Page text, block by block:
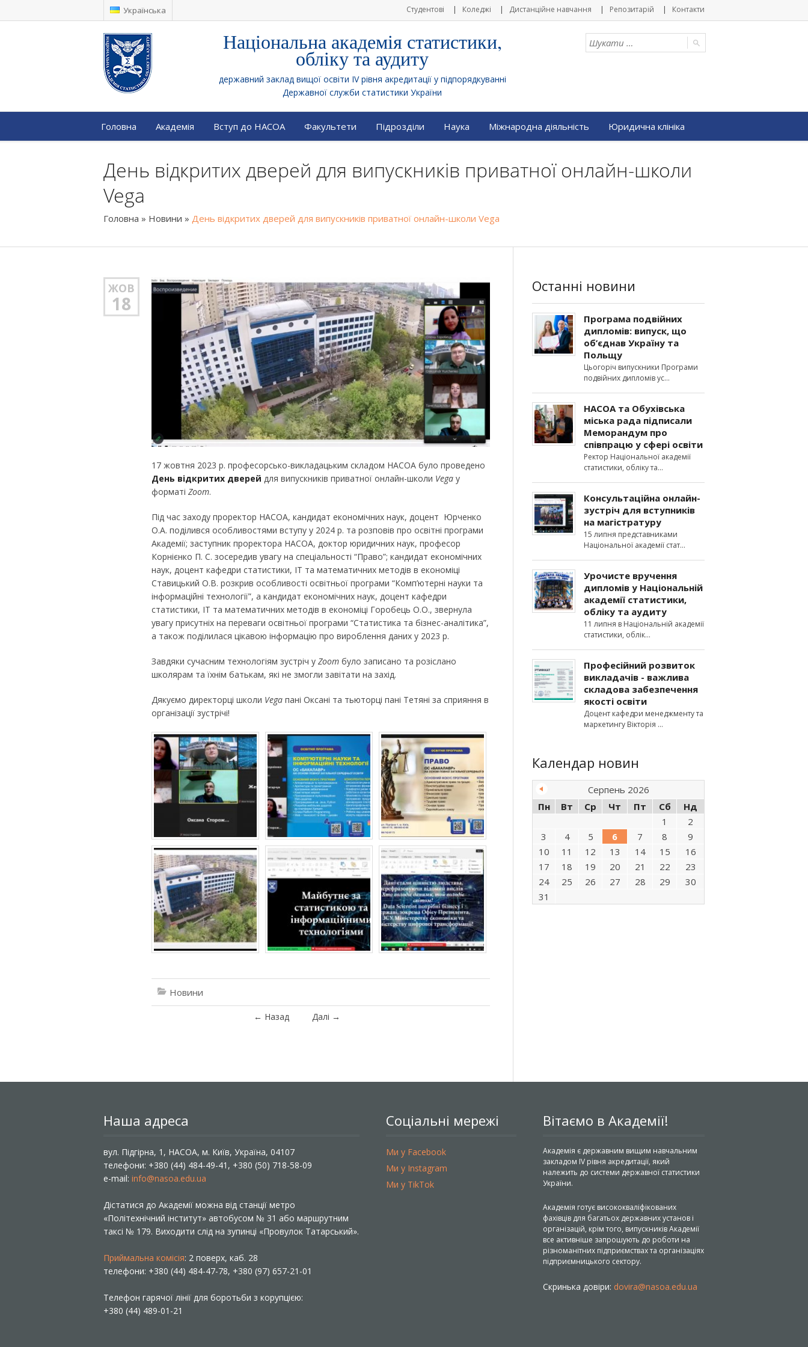
Українська Студентові Коледжі Дистанційне навчання Репозитарій Контакти
Національна академія статистики,
обліку та аудиту
державний заклад вищої освіти IV рівня акредитації у підпорядкуванні
Державної служби статистики України
Головна Академія Вступ до НАСОА Факультети Підрозділи Наука Міжнародна діяльність Юридична клініка
День відкритих дверей для випускників приватної онлайн-школи
Vega
Головна » Новини » День відкритих дверей для випускників приватної онлайн-школи Vega
ЖОВ
18
17 жовтня 2023 р. професорсько-викладацьким складом НАСОА було проведено
День відкритих дверей для випускників приватної онлайн-школи Vega у
форматі Zoom.
Під час заходу проректор НАСОА, кандидат економічних наук, доцент Юрченко
О.А. поділився особливостями вступу у 2024 р. та розповів про освітні програми
Академії; заступник проректора НАСОА, доктор юридичних наук, професор
Корнієнко П. С. зосередив увагу на спеціальності “Право”; кандидат економічних
наук, доцент кафедри статистики, ІТ та математичних методів в економіці
Ставицький О.В. розкрив особливості освітньої програми “Комп’ютерні науки та
інформаційні технології”, а кандидат економічних наук, доцент кафедри
статистики, ІТ та математичних методів в економіці Горобець О.О., звернула
увагу присутніх на переваги освітньої програми “Статистика та бізнес-аналітика”,
а також поділилася цікавою інформацію про вироблення даних у 2023 р.
Завдяки сучасним технологіям зустріч у Zoom було записано та розіслано
школярам та їхнім батькам, які не змогли завітати на захід.
Дякуємо директорці школи Vega пані Оксані та тьюторці пані Тетяні за сприяння в
організації зустрічі!
Новини
← Назад Далі →
Останні новини
Програма подвійних
дипломів: випуск, що
об’єднав Україну та
Польщу
Цьогоріч випускники Програми
подвійних дипломів ус
НАСОА та Обухівська
міська рада підписали
Меморандум про
співпрацю у сфері освіти
Ректор Національної академії
статистики, обліку та
Консультаційна онлайн-
зустріч для вступників
на магістратуру
15 липня представниками
Національної академії стат
Урочисте вручення
дипломів у Національній
академії статистики,
обліку та аудиту
11 липня в Національній академії
статистики, облік
Професійний розвиток
викладачів - важлива
складова забезпечення
якості освіти
Доцент кафедри менеджменту та
маркетингу Вікторія
Календар новин
Серпень 2026
Пн
Вт Ср Чт Пт Сб
Нд
1
2
3
4 5 6 7 8
9
10
11 12 13 14 15
16
17
18 19 20 21 22
23
24
25 26 27 28 29
30
31
Наша адреса
вул. Підгірна, 1, НАСОА, м. Київ, Україна, 04107
телефони: +380 (44) 484-49-41, +380 (50) 718-58-09
e-mail: info@nasoa.edu.ua
Дістатися до Академії можна від станції метро
«Політехнічний інститут» автобусом № 31 або маршрутним
таксі № 179. Виходити слід на зупинці «Провулок Татарський».
Приймальна комісія: 2 поверх, каб. 28
телефони: +380 (44) 484-47-78, +380 (97) 657-21-01
Телефон гарячої лінії для боротьби з корупцією:
+380 (44) 489-01-21
Соціальні мережі
Ми у Facebook
Ми у Instagram
Ми у TikTok
Вітаємо в Академії!
Академія є державним вищим навчальним
закладом IV рівня акредитації, який
належить до системи державної статистики
України.
Академія готує висококваліфікованих
фахівців для багатьох державних установ і
організацій, крім того, випускників Академії
все активніше запрошують до роботи на
різноманітних підприємствах та організаціях
підприємницького сектору.
Скринька довіри: dovira@nasoa.edu.ua